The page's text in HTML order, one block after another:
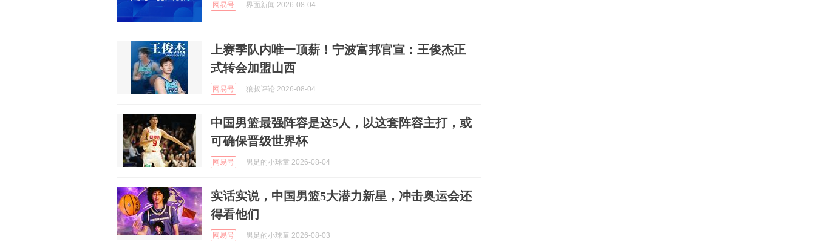
网易号 界面新闻 2026-08-04
上赛季队内唯一顶薪！宁波富邦官宣：王俊杰正
式转会加盟山西
网易号 狼叔评论 2026-08-04
中国男篮最强阵容是这5人，以这套阵容主打，或
可确保晋级世界杯
网易号 男足的小球童 2026-08-04
实话实说，中国男篮5大潜力新星，冲击奥运会还
得看他们
网易号 男足的小球童 2026-08-03